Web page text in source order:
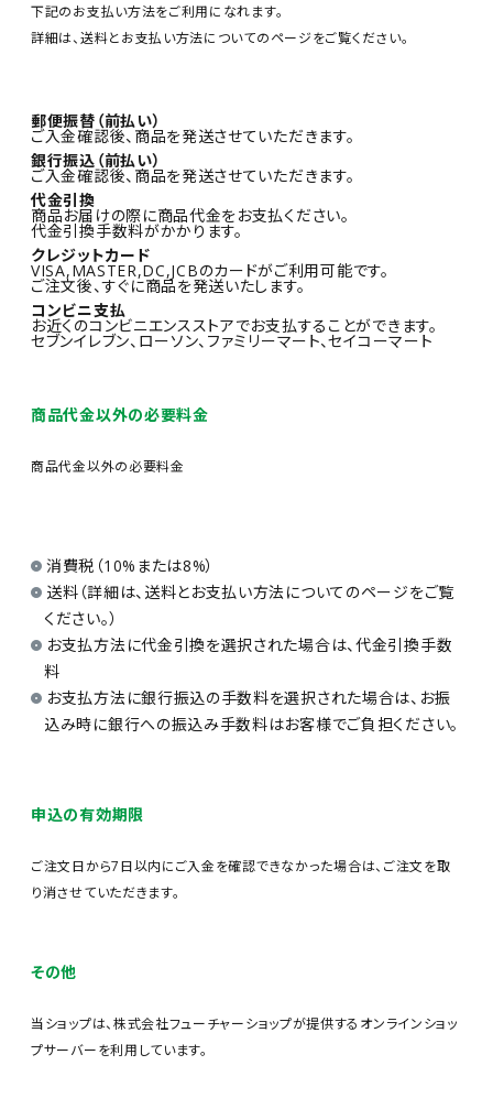
下記のお支払い方法をご利用になれます。
詳細は、送料とお支払い方法についてのページをご覧ください。
郵便振替（前払い）
ご入金確認後、商品を発送させていただきます。
銀行振込（前払い）
ご入金確認後、商品を発送させていただきます。
代金引換
商品お届けの際に商品代金をお支払ください。
代金引換手数料がかかります。
クレジットカード
VISA,MASTER,DC,JCBのカードがご利用可能です。
ご注文後、すぐに商品を発送いたします。
コンビニ支払
お近くのコンビニエンスストアでお支払することができます。
セブンイレブン、ローソン、ファミリーマート、セイコーマート
商品代金以外の必要料金
商品代金以外の必要料金
消費税（10%または8%）
送料（詳細は、送料とお支払い方法についてのページをご覧
ください。）
お支払方法に代金引換を選択された場合は、代金引換手数
料
お支払方法に銀行振込の手数料を選択された場合は、お振
込み時に銀行への振込み手数料はお客様でご負担ください。
申込の有効期限
ご注文日から7日以内にご入金を確認できなかった場合は、ご注文を取
り消させていただきます。
その他
当ショップは、株式会社フューチャーショップが提供するオンラインショッ
プサーバーを利用しています。